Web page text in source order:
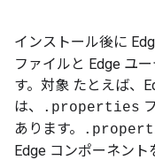
インストール後に
ファイルと Edge ユ
す。対象 たとえば、
は、
.properties
あります。
Edge コンポーネント